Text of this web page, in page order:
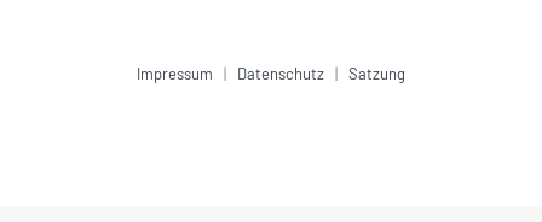
Impressum | Datenschutz | Satzung